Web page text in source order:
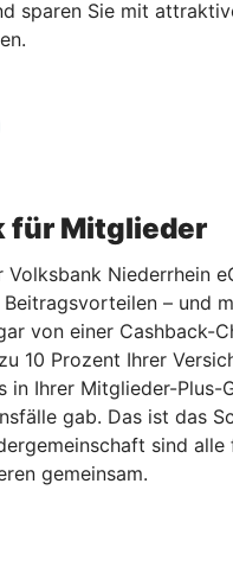
sparen Sie mit
für Mitglieder
Volksbank Niederrhein
– und
von einer Cashback-
10 Prozent Ihrer
in Ihrer Mitglieder-Plus-
gab. Das ist das
sind alle
gemeinsam.